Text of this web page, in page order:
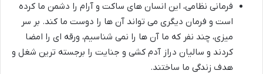
فرمانی نظامی، این انسان های ساکت و آرام را دشمن ما کرده
است و فرمان دیگری می تواند آن ها را دوست ما کند. بر سر
میزی، چند نفر که ما آن ها را نمی شناسیم، ورقه ای را امضا
کردند و سالیان دراز آدم کشی و جنایت را برجسته ترین شغل و
هدف زندگی ما ساختند.